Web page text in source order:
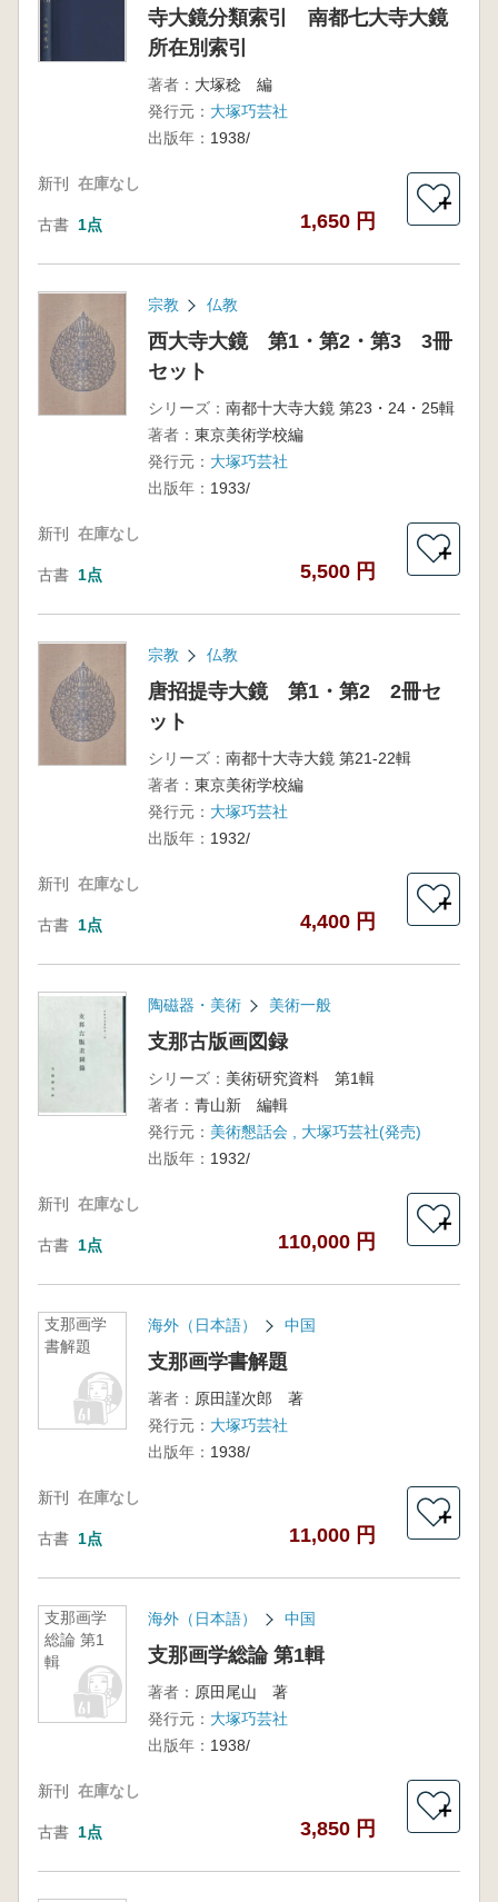
寺大鏡分類索引 南都七大寺大鏡
所在別索引
著者： 大塚稔 編
発行元： 大塚巧芸社
出版年： 1938/
新刊 在庫なし
古書 1点 1,650 円
＋
宗教 仏教
西大寺大鏡 第1・第2・第3 3冊
セット
シリーズ： 南都十大寺大鏡 第23・24・25輯
著者： 東京美術学校編
発行元： 大塚巧芸社
出版年： 1933/
新刊 在庫なし
古書 1点 5,500 円
＋
宗教 仏教
唐招提寺大鏡 第1・第2 2冊セ
ット
シリーズ： 南都十大寺大鏡 第21-22輯
著者： 東京美術学校編
発行元： 大塚巧芸社
出版年： 1932/
新刊 在庫なし
古書 1点 4,400 円
＋
陶磁器・美術 美術一般
支那古版画図録
シリーズ： 美術研究資料 第1輯
著者： 青山新 編輯
発行元： 美術懇話会 , 大塚巧芸社(発売)
出版年： 1932/
新刊 在庫なし
古書 1点 110,000 円
＋
支那画学
書解題
海外（日本語） 中国
支那画学書解題
著者： 原田謹次郎 著
発行元： 大塚巧芸社
出版年： 1938/
新刊 在庫なし
古書 1点 11,000 円
＋
支那画学
総論 第1
輯
海外（日本語） 中国
支那画学総論 第1輯
著者： 原田尾山 著
発行元： 大塚巧芸社
出版年： 1938/
新刊 在庫なし
古書 1点 3,850 円
＋